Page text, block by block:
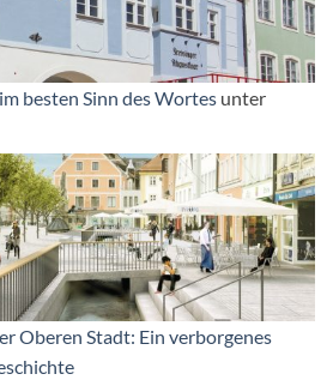
besten Sinn des Wortes unter
Oberen Stadt: Ein verborgenes